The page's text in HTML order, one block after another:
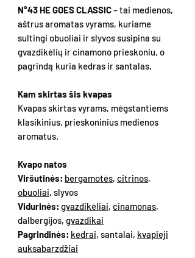
N°43 HE GOES CLASSIC– tai medienos,
aštrus aromatas vyrams, kuriame
sultingi obuoliai ir slyvos susipina su
gvazdikėlių ir cinamono prieskoniu, o
pagrindą kuria kedras ir santalas.
Kam skirtas šis kvapas
Kvapas skirtas vyrams, mėgstantiems
klasikinius, prieskoninius medienos
aromatus.
Kvapo natos
Viršutinės: bergamotės, citrinos,
obuoliai, slyvos
Vidurinės: gvazdikėliai, cinamonas,
dalbergijos, gvazdikai
Pagrindinės: kedrai, santalai, kvapieji
auksabarzdžiai